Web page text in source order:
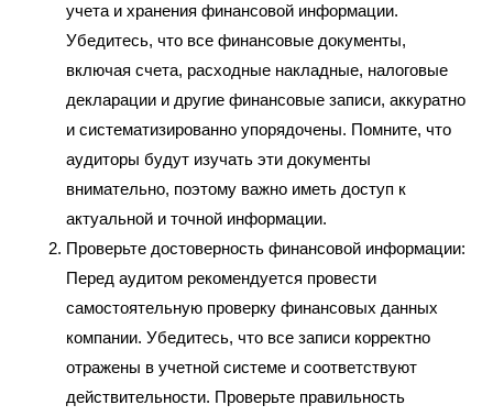
учета и хранения финансовой информации.
Убедитесь, что все финансовые документы,
включая счета, расходные накладные, налоговые
декларации и другие финансовые записи, аккуратно
и систематизированно упорядочены. Помните, что
аудиторы будут изучать эти документы
внимательно, поэтому важно иметь доступ к
актуальной и точной информации.
Проверьте достоверность финансовой информации:
Перед аудитом рекомендуется провести
самостоятельную проверку финансовых данных
компании. Убедитесь, что все записи корректно
отражены в учетной системе и соответствуют
действительности. Проверьте правильность